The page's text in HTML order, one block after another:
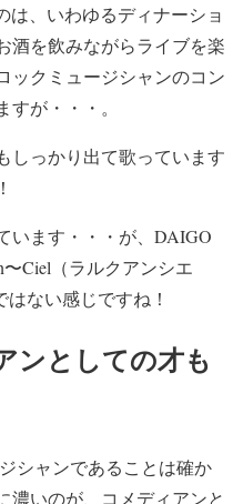
t.co/LXLnZepxx2
は、いわゆるディナーショ
酒を飲みながらライブを楽
ックミュージシャンのコン
が・・・。
しっかり出て歌っています
ます・・・が、 DAIGO
〜Ciel（ラルクアンシエ
はない感じですね！
ンとしての才も
シャンであることは確か
濃いのが、コメディアンと